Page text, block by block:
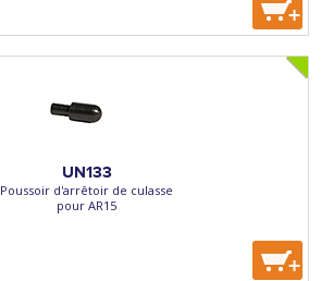
+
UN133
Poussoir d'arrêtoir de culasse
pour AR15
+